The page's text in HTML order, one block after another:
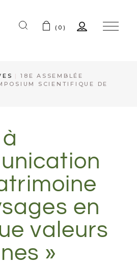
(0)
18E ASSEMBLÉE
SCIENTIFIQUE DE
en
valeurs
»